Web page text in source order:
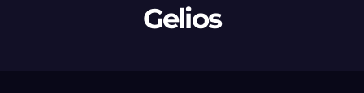
Gelios